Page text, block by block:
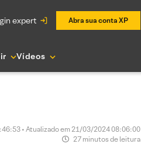
expert Abra sua conta XP
Vídeos
• Atualizado em 21/03/2024 08:06:00
27 minutos de leitura